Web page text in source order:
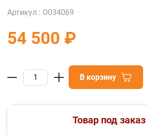
Артикул : О034069
54 500 ₽
В корзину
Товар под заказ